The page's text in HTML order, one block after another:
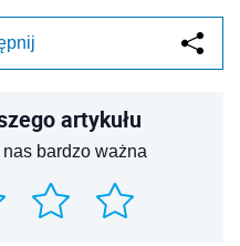
artykułu
bardzo ważna